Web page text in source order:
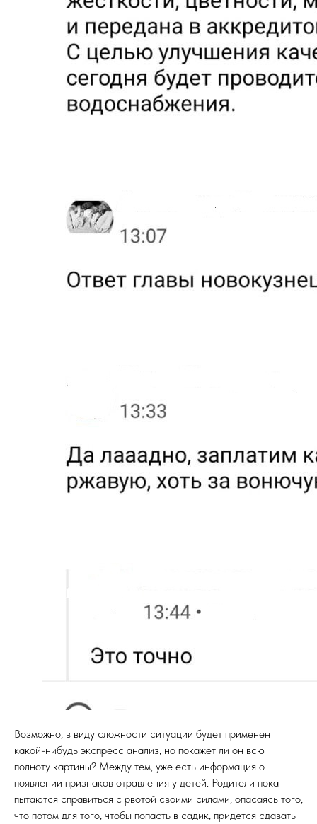
Возможно, в виду сложности ситуации будет применен
какой-нибудь экспресс анализ, но покажет ли он всю
полноту картины? Между тем, уже есть информация о
появлении признаков отравления у детей. Родители пока
пытаются справиться с рвотой своими силами, опасаясь того,
что потом для того, чтобы попасть в садик, придется сдавать